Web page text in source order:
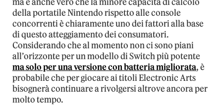
della portatile Nintendo rispetto alle console
concorrenti è chiaramente uno dei fattori alla base
di questo atteggiamento dei consumatori.
Considerando che al momento non ci sono piani
all’orizzonte per un modello di Switch più potente
ma solo per una versione con batteria migliorata, è
probabile che per giocare ai titoli Electronic Arts
bisognerà continuare a rivolgersi altrove ancora per
molto tempo.